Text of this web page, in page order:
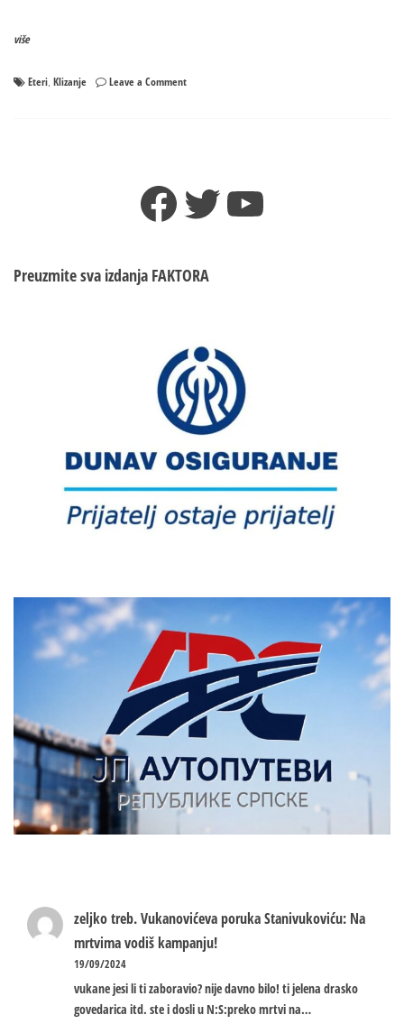
više
Eteri Klizanje Leave a Commenton
Facebook
TwitterYouTube
Preuzmite sva izdanja FAKTORA
zeljko treb.Vukanovićeva poruka Stanivukoviću: Na
mrtvima vodiš kampanju!
19/09/2024
vukane jesi li ti zaboravio? nije davno bilo! ti jelena drasko
govedarica itd. ste i dosli u N:S:preko mrtvi na…